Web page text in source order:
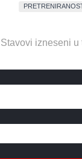
Stavovi izneseni u